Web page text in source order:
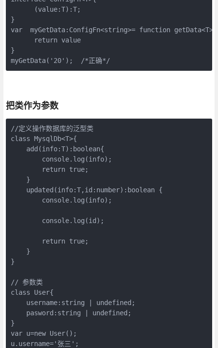
      (value:T):T;
}
var  myGetData:ConfigFn<string>= function
      return value
}
myGetData('20');  /*正确*/
把类作为参数
//定义操作数据库的泛型类
class MysqlDb<T>{
    add(info:T):boolean{
        console.log(info);
        return true;
    }
    updated(info:T,id:number):boolean {
        console.log(info);
        console.log(id);
        return true;
    }
}
// 参数类
class User{
    username:string | undefined;
    pasword:string | undefined;
}
var u=new User();
u.username='张三';